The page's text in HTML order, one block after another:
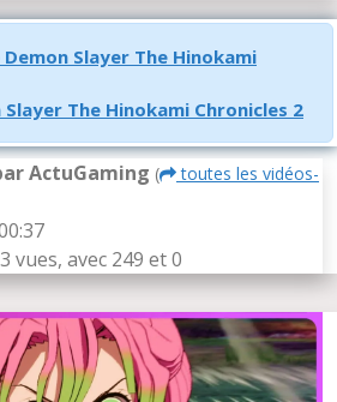
Slayer The Hinokami
The Hinokami Chronicles 2
ActuGaming (
toutes les vidéos-
vues, avec 249 et 0